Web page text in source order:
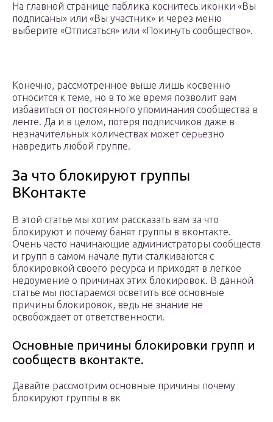
На главной странице паблика коснитесь иконки «Вы
подписаны» или «Вы участник» и через меню
выберите «Отписаться» или «Покинуть сообщество».
Конечно, рассмотренное выше лишь косвенно
относится к теме, но в то же время позволит вам
избавиться от постоянного упоминания сообщества в
ленте. Да и в целом, потеря подписчиков даже в
незначительных количествах может серьезно
навредить любой группе.
За что блокируют группы
ВКонтакте
В этой статье мы хотим рассказать вам за что
блокируют и почему банят группы в вконтакте.
Очень часто начинающие администраторы сообществ
и групп в самом начале пути сталкиваются с
блокировкой своего ресурса и приходят в легкое
недоумение о причинах этих блокировок. В данной
статье мы постараемся осветить все основные
причины блокировок, ведь не знание не
освобождает от ответственности.
Основные причины блокировки групп и
сообществ вконтакте.
Давайте рассмотрим основные причины почему
блокируют группы в вк